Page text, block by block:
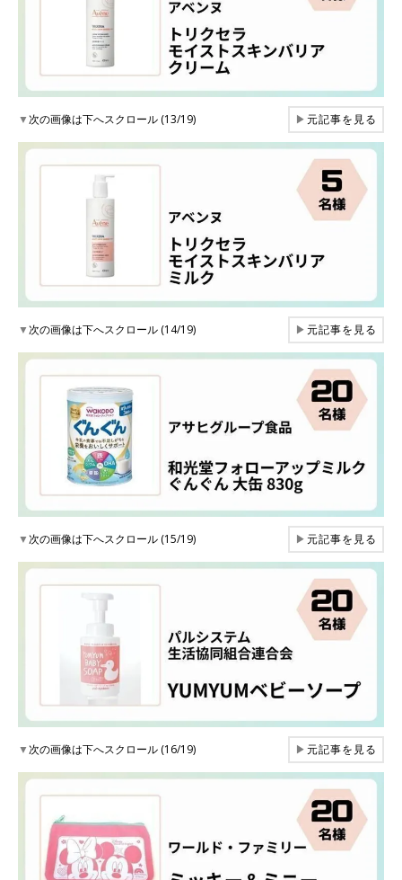
▼次の画像は下へスクロール (13/19) ▶元記事を見る
▼次の画像は下へスクロール (14/19) ▶元記事を見る
▼次の画像は下へスクロール (15/19) ▶元記事を見る
▼次の画像は下へスクロール (16/19) ▶元記事を見る